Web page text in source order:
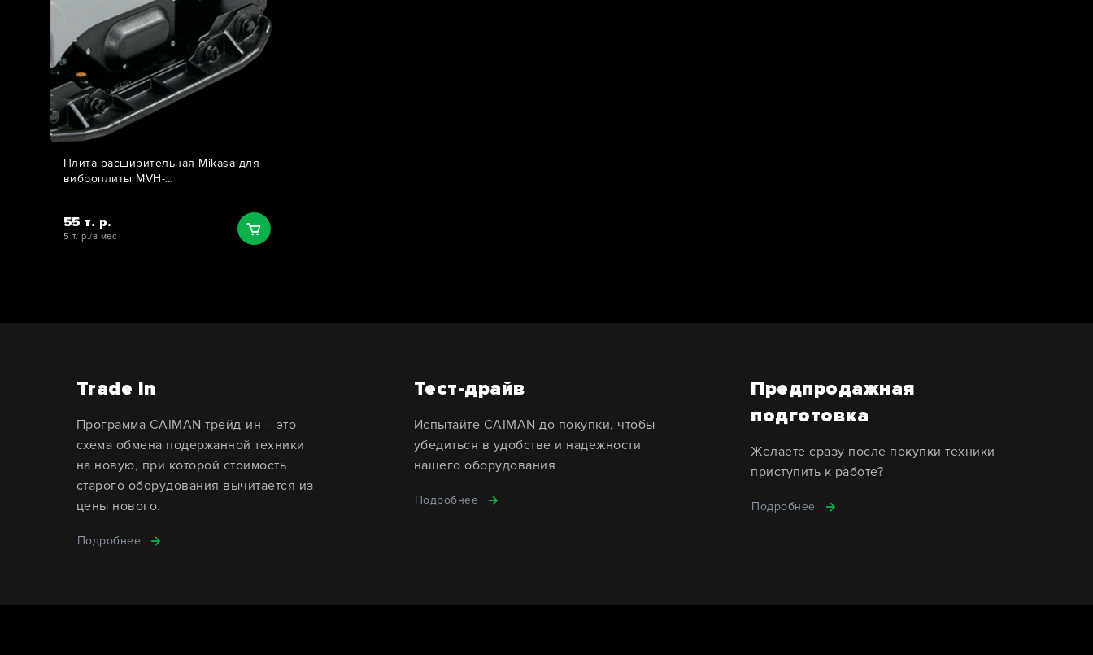
Плита расширительная Mikasa для
виброплиты MVH-
55 т. р.
5 т. р./в мес
Trade In
Программа CAIMAN трейд-ин – это
схема обмена подержанной техники
на новую, при которой стоимость
старого оборудования вычитается из
цены нового.
Подробнее
Тест-драйв
Испытайте CAIMAN до покупки, чтобы
убедиться в удобстве и надежности
нашего оборудования
Подробнее
Предпродажная
подготовка
Желаете сразу после покупки техники
приступить к работе?
Подробнее